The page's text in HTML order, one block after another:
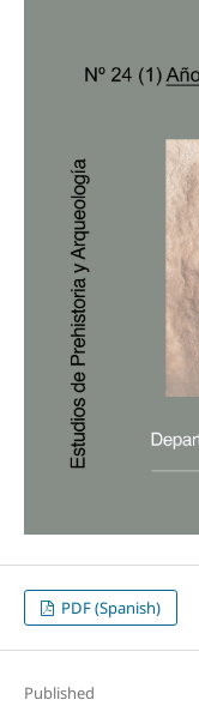
PDF (Spanish)
Published